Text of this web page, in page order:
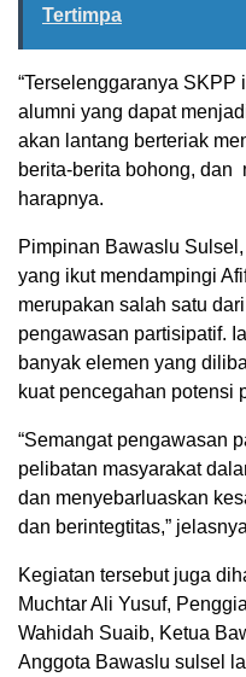
Tertimpa
“Terselenggaranya
alumni yang dapat
akan lantang berteriak
berita-berita bohong, dan
harapnya.
Pimpinan Bawaslu
yang ikut mendampingi
merupakan salah satu
pengawasan partisipatif.
banyak elemen yang
kuat pencegahan potensi
“Semangat pengawasan
pelibatan masyarakat
dan menyebarluaskan
dan berintegtitas,”
Kegiatan tersebut juga
Muchtar Ali Yusuf,
Wahidah Suaib, Ketua
Anggota Bawaslu sulsel